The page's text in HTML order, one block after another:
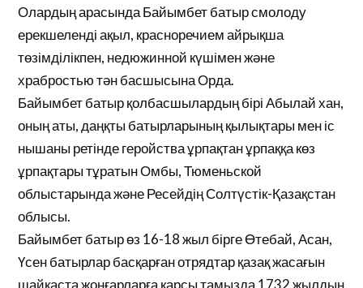
Олардың арасында Байымбет батыр смолоду
ерекшеленді ақыл, красноречием айрықша
төзімділікпен, недюжинной күшімен және
храбростью тән басшысына Орда.
Байымбет батыр қолбасшылардың бірі Абылай хан,
оның аты, даңқты батырларының қылықтары мен іс
нышаны ретінде геройства ұрпақтан ұрпаққа көз
ұрпақтары тұратын Омбы, Тюменьской
облыстарында және Ресейдің Солтүстік-Қазақстан
облысы.
Байымбет батыр өз 16-18 жыл бірге Өтебай, Асан,
Үсен батырлар басқарған отрядтар қазақ жасағын
шайқаста жоңғарларға қарсы тамызда 1732 жылдың